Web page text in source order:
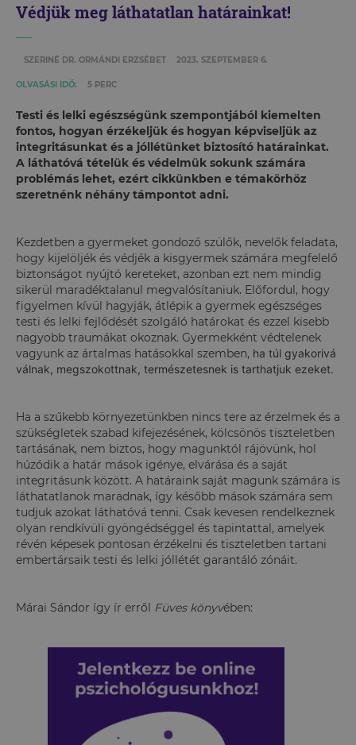
Védjük meg láthatatlan határainkat!
SZERINÉ DR. ORMÁNDI ERZSÉBET 2023. SZEPTEMBER 6.
OLVASÁSI IDŐ: 5 PERC
Testi és lelki egészségünk szempontjából kiemelten
fontos, hogyan érzékeljük és hogyan képviseljük az
integritásunkat és a jóllétünket biztosító határainkat.
A láthatóvá tételük és védelmük sokunk számára
problémás lehet, ezért cikkünkben e témakörhöz
szeretnénk néhány támpontot adni.
Kezdetben a gyermeket gondozó szülők, nevelők feladata,
hogy kijelöljék és védjék a kisgyermek számára megfelelő
biztonságot nyújtó kereteket, azonban ezt nem mindig
sikerül maradéktalanul megvalósítaniuk. Előfordul, hogy
figyelmen kívül hagyják, átlépik a gyermek egészséges
testi és lelki fejlődését szolgáló határokat és ezzel kisebb
nagyobb traumákat okoznak. Gyermekként védtelenek
vagyunk az ártalmas hatásokkal szemben, ha túl gyakorivá
válnak, megszokottnak, természetesnek is tarthatjuk ezeket.
Ha a szűkebb környezetünkben nincs tere az érzelmek és a
szükségletek szabad kifejezésének, kölcsönös tiszteletben
tartásának, nem biztos, hogy magunktól rájövünk, hol
húzódik a határ mások igénye, elvárása és a saját
integritásunk között. A határaink saját magunk számára is
láthatatlanok maradnak, így később mások számára sem
tudjuk azokat láthatóvá tenni. Csak kevesen rendelkeznek
olyan rendkívüli gyöngédséggel és tapintattal, amelyek
révén képesek pontosan érzékelni és tiszteletben tartani
embertársaik testi és lelki jóllétét garantáló zónáit.
Márai Sándor így ír erről Füves könyvében: